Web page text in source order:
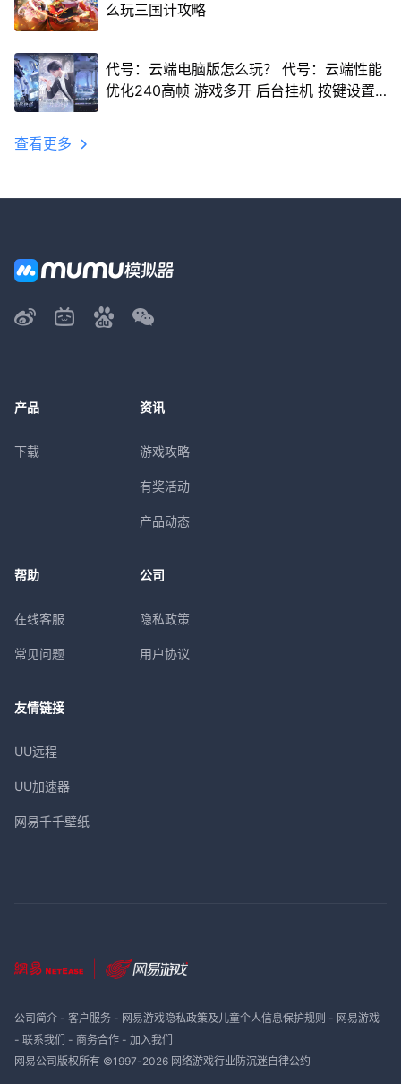
么玩三国计攻略
代号：云端电脑版怎么玩？ 代号：云端性能
优化240高帧 游戏多开 后台挂机 按键设置
查看更多
产品
下载
资讯
游戏攻略
有奖活动
产品动态
帮助
在线客服
常见问题
公司
隐私政策
用户协议
友情链接
UU远程
UU加速器
网易千千壁纸
公司简介- 客户服务- 网易游戏隐私政策及儿童个人信息保护规则 - 网易游戏
- 联系我们 - 商务合作- 加入我们
网易公司版权所有 ©1997-2026 网络游戏行业防沉迷自律公约